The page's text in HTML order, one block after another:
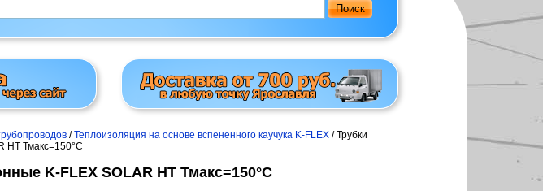
Поиск
/Теплоизоляция на основе вспененного каучука K-FLEX / Трубки
HT Тмакс=150°C
K-FLEX SOLAR HT Тмакс=150°C